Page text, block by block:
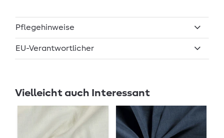
Pflegehinweise
EU-Verantwortlicher
Vielleicht auch Interessant